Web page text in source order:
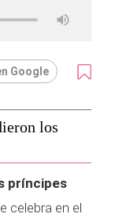
Google
los
príncipes
celebra en el